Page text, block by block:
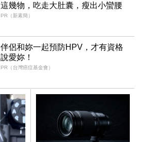
這幾物，吃走大肚囊，瘦出小蠻腰
PR（新素簡）
伴侶和妳一起預防HPV，才有資格
說愛妳！
PR（台灣癌症基金會）